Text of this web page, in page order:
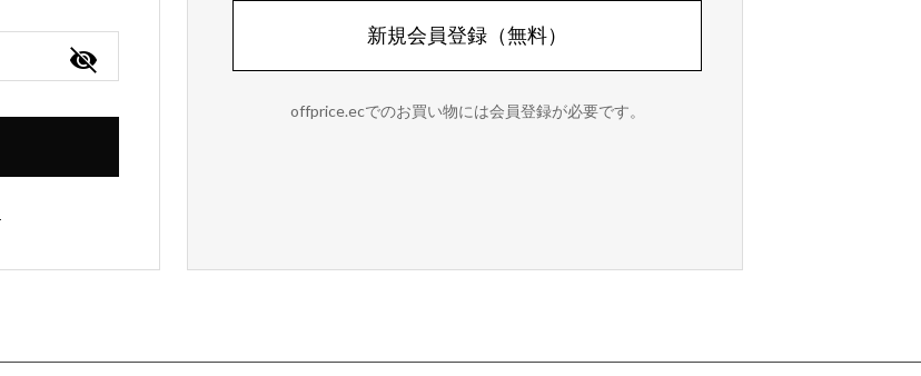
新規会員登録（無料）
offprice.ecでのお買い物には会員登録が必要です。